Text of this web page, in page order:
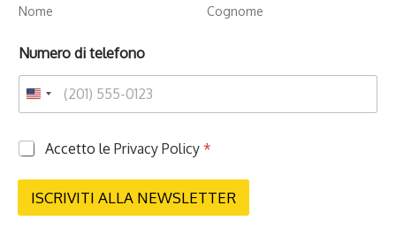
Nome Cognome
Numero di telefono
P
i
a
Accetto le Privacy Policy *
ISCRIVITI ALLA NEWSLETTER